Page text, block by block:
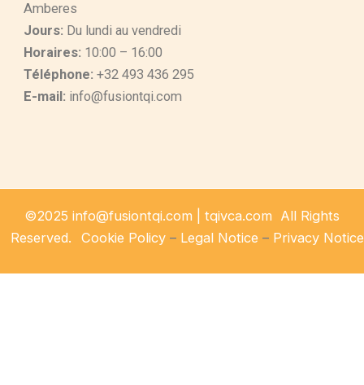
Amberes
Jours: Du lundi au vendredi
Horaires: 10:00 – 16:00
Téléphone: +32 493 436 295
E-mail: info@fusiontqi.com
©2025 info@fusiontqi.com | tqivca.com All Rights
Reserved.
Cookie Policy – Legal Notice – Privacy Notice